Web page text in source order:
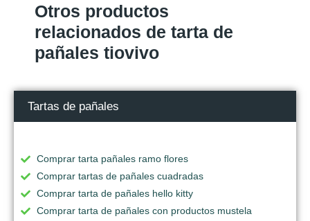
Otros productos
relacionados de tarta de
pañales tiovivo
Tartas de pañales
Comprar tarta pañales ramo flores
Comprar tartas de pañales cuadradas
Comprar tarta de pañales hello kitty
Comprar tarta de pañales con productos mustela